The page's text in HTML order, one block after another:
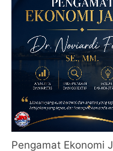
Pengamat Ekonomi